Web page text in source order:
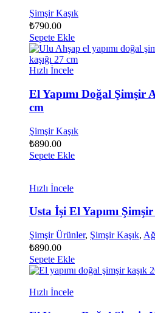
Şimşir Kaşık
₺790.00
Sepete Ekle
Hızlı İncele
El Yapımı Doğal Şimşir
cm
Şimşir Kaşık
₺890.00
Sepete Ekle
Hızlı İncele
Usta İşi El Yapımı
Şimşir Ürünler, Şimşir Kaşık,
₺890.00
Sepete Ekle
Hızlı İncele